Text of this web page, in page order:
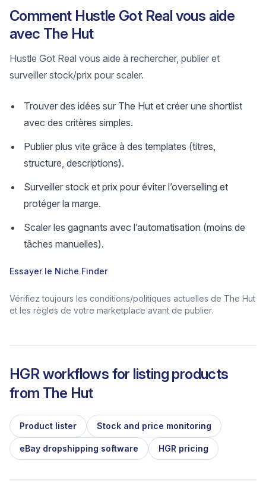
Comment Hustle Got Real vous aide
avec The Hut
Hustle Got Real vous aide à rechercher, publier et
surveiller stock/prix pour scaler.
Trouver des idées sur The Hut et créer une shortlist
avec des critères simples.
Publier plus vite grâce à des templates (titres,
structure, descriptions).
Surveiller stock et prix pour éviter l’overselling et
protéger la marge.
Scaler les gagnants avec l’automatisation (moins de
tâches manuelles).
Essayer le Niche Finder
Vérifiez toujours les conditions/politiques actuelles de The Hut
et les règles de votre marketplace avant de publier.
HGR workflows for listing products
from The Hut
Product lister Stock and price monitoring
eBay dropshipping software HGR pricing